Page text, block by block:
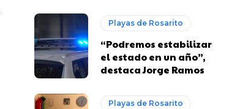
Playas de Rosarito
“Podremos estabilizar
el estado en un año”,
destaca Jorge Ramos
Playas de Rosarito